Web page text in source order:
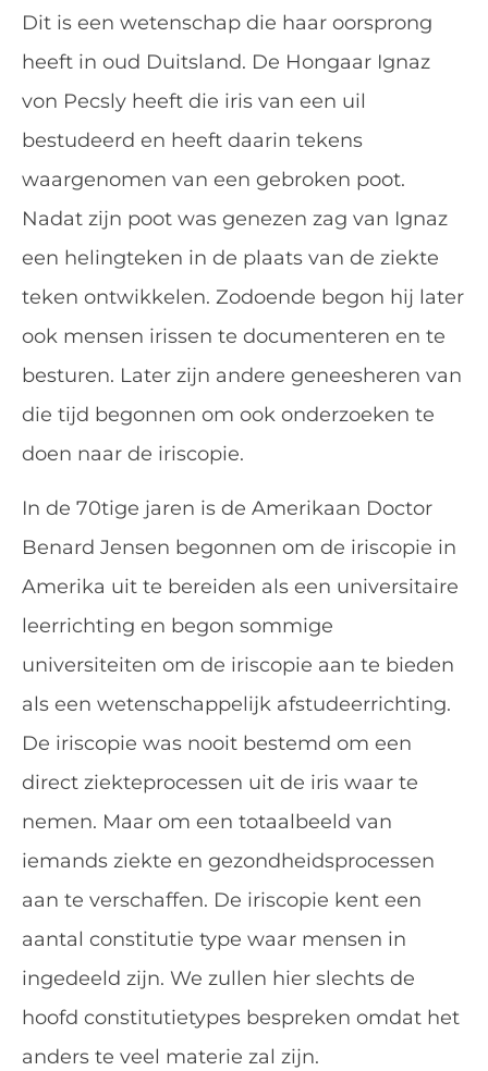
Dit is een wetenschap die haar oorsprong
heeft in oud Duitsland. De Hongaar Ignaz
von Pecsly heeft die iris van een uil
bestudeerd en heeft daarin tekens
waargenomen van een gebroken poot.
Nadat zijn poot was genezen zag van Ignaz
een helingteken in de plaats van de ziekte
teken ontwikkelen. Zodoende begon hij later
ook mensen irissen te documenteren en te
besturen. Later zijn andere geneesheren van
die tijd begonnen om ook onderzoeken te
doen naar de iriscopie.
In de 70tige jaren is de Amerikaan Doctor
Benard Jensen begonnen om de iriscopie in
Amerika uit te bereiden als een universitaire
leerrichting en begon sommige
universiteiten om de iriscopie aan te bieden
als een wetenschappelijk afstudeerrichting.
De iriscopie was nooit bestemd om een
direct ziekteprocessen uit de iris waar te
nemen. Maar om een totaalbeeld van
iemands ziekte en gezondheidsprocessen
aan te verschaffen. De iriscopie kent een
aantal constitutie type waar mensen in
ingedeeld zijn. We zullen hier slechts de
hoofd constitutietypes bespreken omdat het
anders te veel materie zal zijn.